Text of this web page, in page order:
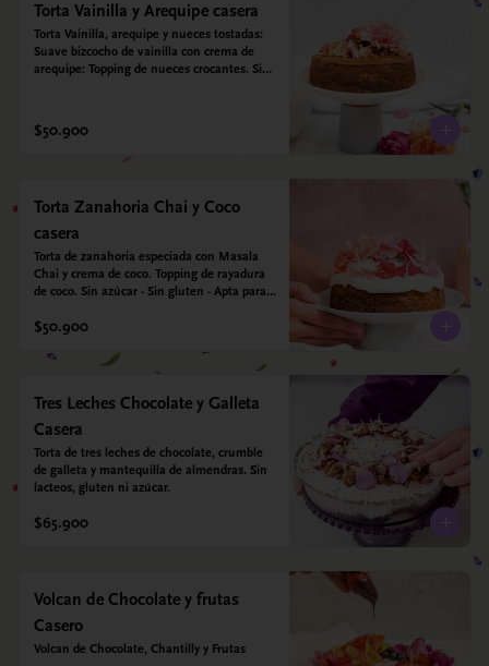
Torta Vainilla y Arequipe casera
Torta Vainilla, arequipe y nueces tostadas:
Suave bizcocho de vainilla con crema de
arequipe: Topping de nueces crocantes. Sin
Endulzada con estevia.
$50.900
Torta Zanahoria Chai y Coco
casera
Torta de zanahoria especiada con Masala
Chai y crema de coco. Topping de rayadura
de coco. Sin azúcar - Sin gluten - Apta para
y almendras. Endulzada con estevia.
$50.900
Tres Leches Chocolate y Galleta
Casera
Torta de tres leches de chocolate, crumble
de galleta y mantequilla de almendras. Sin
lacteos, gluten ni azúcar.
$65.900
Volcan de Chocolate y frutas
Casero
Volcan de Chocolate, Chantilly y Frutas